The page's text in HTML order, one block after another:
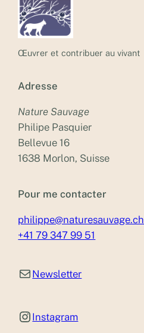
Œuvrer et contribuer au vivant
Adresse
Nature Sauvage
Philipe Pasquier
Bellevue 16
1638 Morlon, Suisse
Pour me contacter
philippe@naturesauvage.ch
+41 79 347 99 51
Newsletter Newsletter
Instagram Instagram